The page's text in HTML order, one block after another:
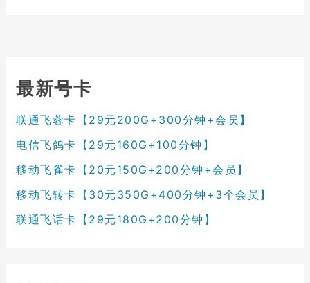
最新号卡
联通飞蓉卡【29元200G+300分钟+会员】
电信飞鸽卡【29元160G+100分钟】
移动飞雀卡【20元150G+200分钟+会员】
移动飞转卡【30元350G+400分钟+3个会员】
联通飞话卡【29元180G+200分钟】